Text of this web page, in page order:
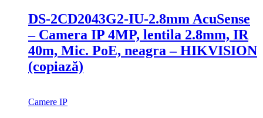
DS-2CD2043G2-IU-2.8mm AcuSense
– Camera IP 4MP, lentila 2.8mm, IR
40m, Mic. PoE, neagra – HIKVISION
(copiază)
Camere IP